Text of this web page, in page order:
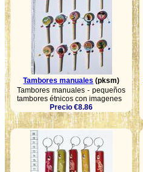
Tambores manuales (pksm)
Tambores manuales - pequeños
tambores étnicos con imagenes
Precio €8.86